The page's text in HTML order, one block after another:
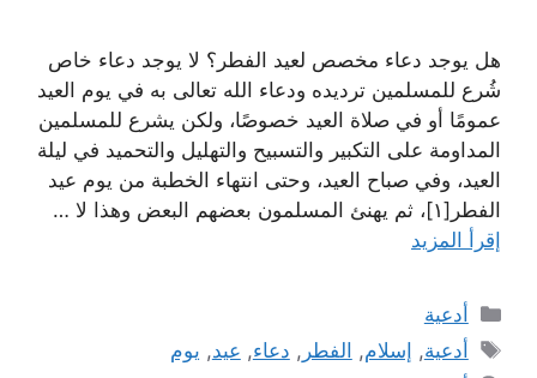
هل يوجد دعاء مخصص لعيد الفطر؟ لا يوجد دعاء خاص
شُرع للمسلمين ترديده ودعاء الله تعالى به في يوم العيد
عمومًا أو في صلاة العيد خصوصًا، ولكن يشرع للمسلمين
المداومة على التكبير والتسبيح والتهليل والتحميد في ليلة
العيد، وفي صباح العيد، وحتى انتهاء الخطبة من يوم عيد
الفطر[١]، ثم يهنئ المسلمون بعضهم البعض وهذا لا …
إقرأ المزيد
التصنيفات
أدعية
الوسوم
أدعية, إسلام, الفطر , دعاء, عيد, يوم